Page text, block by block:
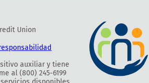
Union
auxiliar y tiene
al (800) 245-6199